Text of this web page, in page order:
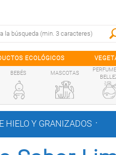
ECOLÓGICOS
BEBÉS MASCOTAS
HIELO Y GRANIZADOS .